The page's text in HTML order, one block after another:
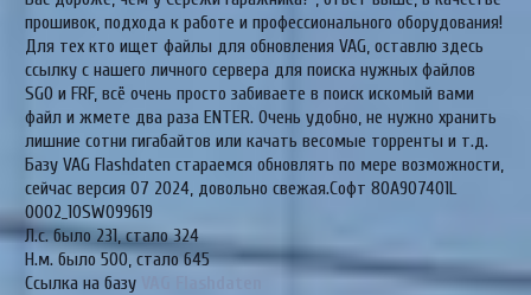
прошивок, подхода к работе и профессионального оборудования!
Для тех кто ищет файлы для обновления VAG, оставлю здесь
ссылку с нашего личного сервера для поиска нужных файлов
SGO и FRF, всё очень просто забиваете в поиск искомый вами
файл и жмете два раза ENTER. Очень удобно, не нужно хранить
лишние сотни гигабайтов или качать весомые торренты и т.д.
Базу VAG Flashdaten стараемся обновлять по мере возможности,
сейчас версия 07 2024, довольно свежая.Софт 80A907401L
0002_10SW099619
Л.с. было 231, стало 324
Н.м. было 500, стало 645
Cсылка на базу